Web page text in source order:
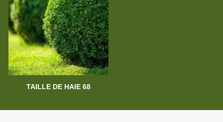
TAILLE DE HAIE 68